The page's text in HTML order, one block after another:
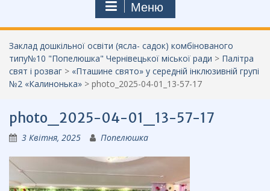
Меню
Заклад дошкільної освіти (ясла- садок) комбінованого
типу№10 "Попелюшка" Чернівецької міської ради > Палітра
свят і розваг > «Пташине свято» у середній інклюзивній групі
№2 «Калинонька» > photo_2025-04-01_13-57-17
photo_2025-04-01_13-57-17
3 Квітня, 2025 Попелюшка